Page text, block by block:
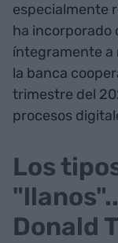
especialmente
ha incorporado
íntegramente a
la banca
trimestre del
procesos
Los
Donald